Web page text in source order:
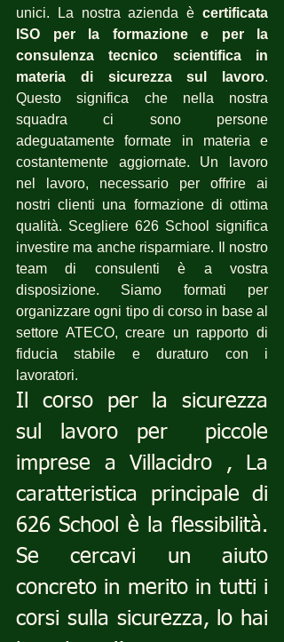
unici. La nostra azienda è certificata
ISO per la formazione e per la
consulenza tecnico scientifica in
materia di sicurezza sul lavoro.
Questo significa che nella nostra
squadra ci sono persone
adeguatamente formate in materia e
costantemente aggiornate. Un lavoro
nel lavoro, necessario per offrire ai
nostri clienti una formazione di ottima
qualità. Scegliere 626 School significa
investire ma anche risparmiare. Il nostro
team di consulenti è a vostra
disposizione. Siamo formati per
organizzare ogni tipo di corso in base al
settore ATECO, creare un rapporto di
fiducia stabile e duraturo con i
lavoratori.
Il corso per la sicurezza
sul lavoro per  piccole
imprese a Villacidro , La
caratteristica principale di
626 School è la flessibilità.
Se cercavi un aiuto
concreto in merito in tutti i
corsi sulla sicurezza, lo hai